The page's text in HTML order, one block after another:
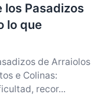
los Pasadizos
lo que
de Arraiolos
e Colinas:
recor...